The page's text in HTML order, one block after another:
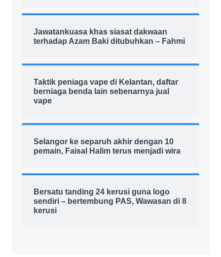
Jawatankuasa khas siasat dakwaan
terhadap Azam Baki ditubuhkan – Fahmi
Taktik peniaga vape di Kelantan, daftar
berniaga benda lain sebenarnya jual
vape
Selangor ke separuh akhir dengan 10
pemain, Faisal Halim terus menjadi wira
Bersatu tanding 24 kerusi guna logo
sendiri – bertembung PAS, Wawasan di 8
kerusi